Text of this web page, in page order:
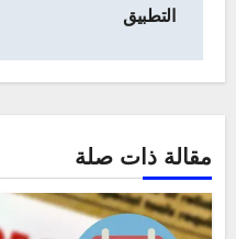
التطبيق
مقالة ذات صلة